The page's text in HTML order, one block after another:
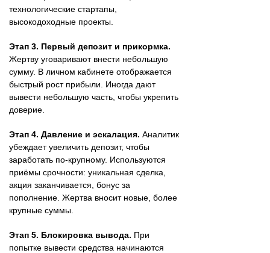
технологические стартапы,
высокодоходные проекты.
Этап 3. Первый депозит и прикормка.
Жертву уговаривают внести небольшую
сумму. В личном кабинете отображается
быстрый рост прибыли. Иногда дают
вывести небольшую часть, чтобы укрепить
доверие.
Этап 4. Давление и эскалация. Аналитик
убеждает увеличить депозит, чтобы
заработать по-крупному. Используются
приёмы срочности: уникальная сделка,
акция заканчивается, бонус за
пополнение. Жертва вносит новые, более
крупные суммы.
Этап 5. Блокировка вывода. При
попытке вывести средства начинаются